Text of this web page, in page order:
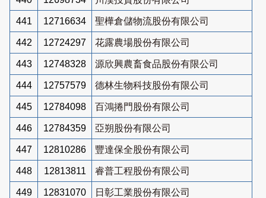
441 12716634 聖樺倉儲物流股份有限公司
442 12724297 花露農場股份有限公司
443 12748328 源欣興農畜食品股份有限公司
444 12757579 德林生物科技股份有限公司
445 12784098 百鴻捲門股份有限公司
446 12784359 亞朔股份有限公司
447 12810286 豐達保全股份有限公司
448 12813811 睿普工程股份有限公司
449 12831070 日彰工業股份有限公司